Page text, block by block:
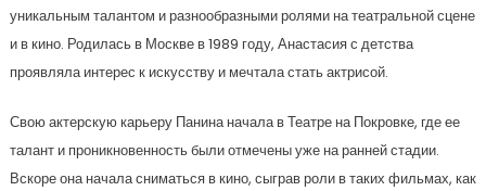
уникальным талантом и разнообразными ролями на театральной сцене
и в кино. Родилась в Москве в 1989 году, Анастасия с детства
проявляла интерес к искусству и мечтала стать актрисой.
Свою актерскую карьеру Панина начала в Театре на Покровке, где ее
талант и проникновенность были отмечены уже на ранней стадии.
Вскоре она начала сниматься в кино, сыграв роли в таких фильмах, как